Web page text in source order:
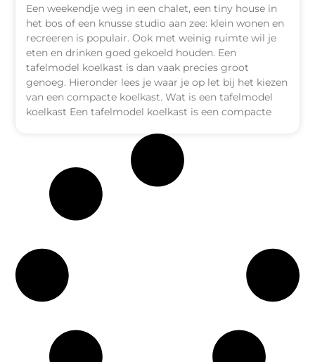
Een weekendje weg in een chalet, een tiny house in
het bos of een knusse studio aan zee: klein wonen en
recreeren is populair. Ook met weinig ruimte wil je
eten en drinken goed gekoeld houden. Een
tafelmodel koelkast is dan vaak precies groot
genoeg. Hieronder lees je waar je op let bij het kiezen
van een compacte koelkast. Wat is een tafelmodel
koelkast Een tafelmodel koelkast is een compacte